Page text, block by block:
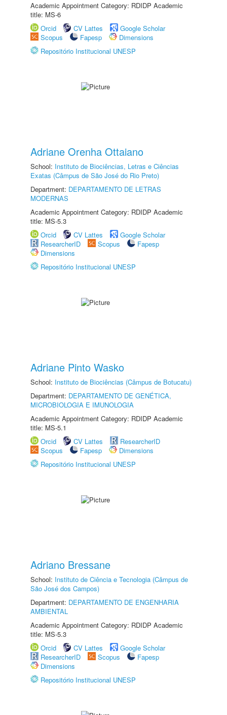
Academic Appointment Category: RDIDP Academic
title: MS-6
Orcid
CV Lattes
Google Scholar
Scopus
Fapesp
Dimensions
Repositório Institucional UNESP
Adriane Orenha Ottaiano
School: Instituto de Biociências, Letras e Ciências
Exatas (Câmpus de São José do Rio Preto)
Department: DEPARTAMENTO DE LETRAS
MODERNAS
Academic Appointment Category: RDIDP Academic
title: MS-5.3
Orcid
CV Lattes
Google Scholar
ResearcherID
Scopus
Fapesp
Dimensions
Repositório Institucional UNESP
Adriane Pinto Wasko
School: Instituto de Biociências (Câmpus de Botucatu)
Department: DEPARTAMENTO DE GENÉTICA,
MICROBIOLOGIA E IMUNOLOGIA
Academic Appointment Category: RDIDP Academic
title: MS-5.1
Orcid
CV Lattes
ResearcherID
Scopus
Fapesp
Dimensions
Repositório Institucional UNESP
Adriano Bressane
School: Instituto de Ciência e Tecnologia (Câmpus de
São José dos Campos)
Department: DEPARTAMENTO DE ENGENHARIA
AMBIENTAL
Academic Appointment Category: RDIDP Academic
title: MS-5.3
Orcid
CV Lattes
Google Scholar
ResearcherID
Scopus
Fapesp
Dimensions
Repositório Institucional UNESP